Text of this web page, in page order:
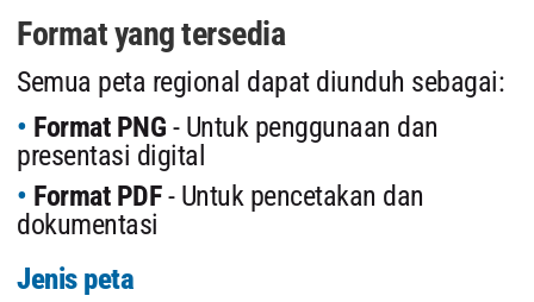
Format yang tersedia
Semua peta regional dapat diunduh sebagai:
Format PNG - Untuk penggunaan dan
presentasi digital
Format PDF- Untuk pencetakan dan
dokumentasi
Jenis peta